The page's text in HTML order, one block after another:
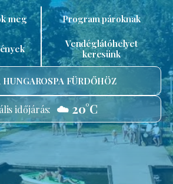
meg Program pároknak
Vendéglátóhelyet
keresünk
HUNGAROSPA FÜRDŐHÖZ
időjárás: ☁️ 20°C